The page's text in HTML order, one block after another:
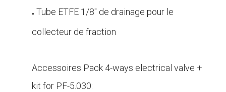
● Tube ETFE 1/8″ de drainage pour le
collecteur de fraction
Accessoires Pack 4-ways electrical valve +
kit for PF-5.030: